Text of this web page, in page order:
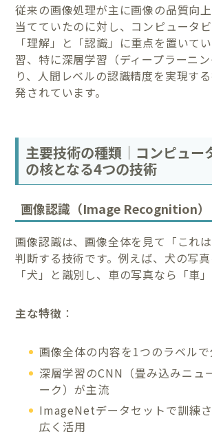
従来の画像処理が主に画像の品質向
当てていたのに対し、コンピュータ
「理解」と「認識」に重点を置いて
習、特に深層学習（ディープラーニ
り、人間レベルの認識精度を実現す
発されています。
主要技術の種類｜コンピュー
の核となる4つの技術
画像認識（Image Recognition）
画像認識は、画像全体を見て「これ
判断する技術です。例えば、犬の写
「犬」と識別し、車の写真なら「車
主な特徴 ：
画像全体の内容を1つのラベル
深層学習のCNN（畳み込みニュ
ーク）が主流
ImageNetデータセットで訓練
広く活用